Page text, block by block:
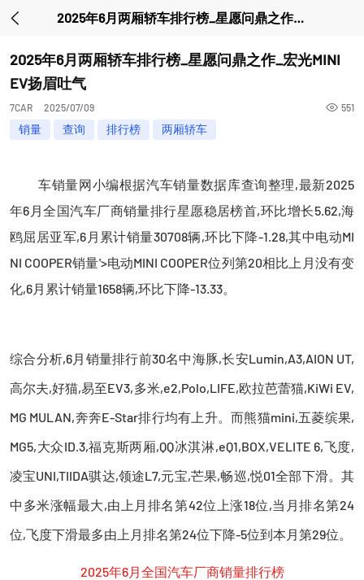
2025年6月两厢轿车排行榜_星愿问鼎之作_宏光MINI EV扬眉吐气
2025年6月两厢轿车排行榜_星愿问鼎之作_宏光MINI
EV扬眉吐气
7CAR 2025/07/09 551
销量 查询 排行榜 两厢轿车
车销量网小编根据汽车销量数据库查询整理,最新2025
年6月全国汽车厂商销量排行星愿稳居榜首,环比增长5.62,海
鸥屈居亚军,6月累计销量30708辆,环比下降-1.28,其中电动MI
NI COOPER销量'>电动MINI COOPER位列第20相比上月没有变
化,6月累计销量1658辆,环比下降-13.33。
综合分析,6月销量排行前30名中海豚,长安Lumin,A3,AION UT,
高尔夫,好猫,易至EV3,多米,e2,Polo,LIFE,欧拉芭蕾猫,KiWi EV,
MG MULAN,奔奔E-Star排行均有上升。而熊猫mini,五菱缤果,
MG5,大众ID.3,福克斯两厢,QQ冰淇淋,eQ1,BOX,VELITE 6,飞度,
凌宝UNI,TIIDA骐达,领途L7,元宝,芒果,畅巡,悦01全部下滑。其
中多米涨幅最大,由上月排名第42位上涨18位,当月排名第24
位,飞度下滑最多由上月排名第24位下降-5位到本月第29位。
2025年6月全国汽车厂商销量排行榜